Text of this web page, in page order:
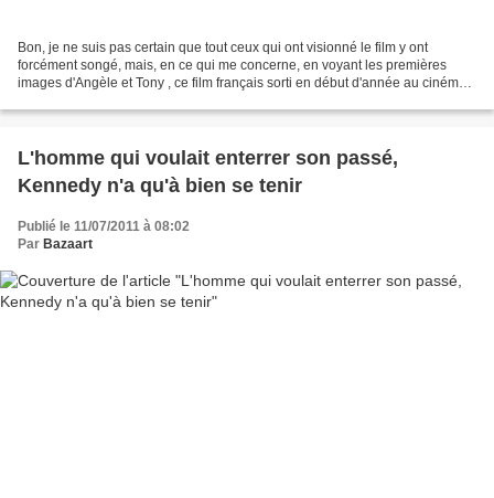
Bon, je ne suis pas certain que tout ceux qui ont visionné le film y ont
forcément songé, mais, en ce qui me concerne, en voyant les premières
images d'Angèle et Tony , ce film français sorti en début d'année au cinéma,
L'homme qui voulait enterrer son passé,
Kennedy n'a qu'à bien se tenir
Publié le 11/07/2011 à 08:02
Par Bazaart